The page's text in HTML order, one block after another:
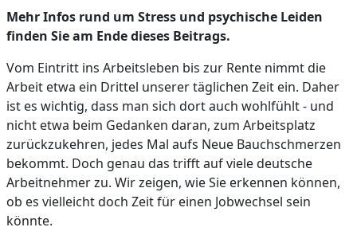
Mehr Infos rund um Stress und psychische Leiden
finden Sie am Ende dieses Beitrags.
Vom Eintritt ins Arbeitsleben bis zur Rente nimmt die
Arbeit etwa ein Drittel unserer täglichen Zeit ein. Daher
ist es wichtig, dass man sich dort auch wohlfühlt - und
nicht etwa beim Gedanken daran, zum Arbeitsplatz
zurückzukehren, jedes Mal aufs Neue Bauchschmerzen
bekommt. Doch genau das trifft auf viele deutsche
Arbeitnehmer zu. Wir zeigen, wie Sie erkennen können,
ob es vielleicht doch Zeit für einen Jobwechsel sein
könnte.